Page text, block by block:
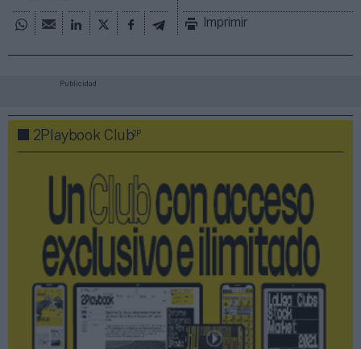
Imprimir
Publicidad
2Playbook Club2P